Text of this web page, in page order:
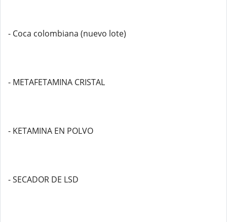
- Coca colombiana (nuevo lote)
- METAFETAMINA CRISTAL
- KETAMINA EN POLVO
- SECADOR DE LSD